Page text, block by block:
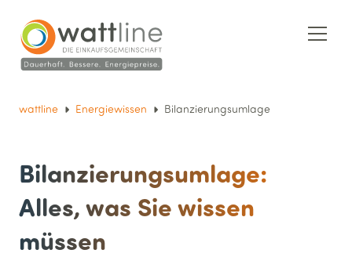
wattline Energiewissen Bilanzierungsumlage
Bilanzierungs­umlage:
Alles, was Sie wissen
müssen